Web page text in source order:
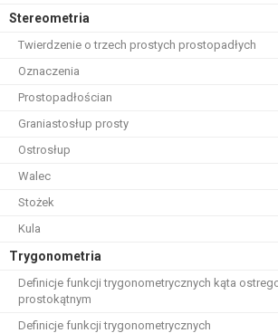
Stereometria
Twierdzenie o trzech prostych prostopadłych
Oznaczenia
Prostopadłościan
Graniastosłup prosty
Ostrosłup
Walec
Stożek
Kula
Trygonometria
Definicje funkcji trygonometrycznych kąta
prostokątnym
Definicje funkcji trygonometrycznych